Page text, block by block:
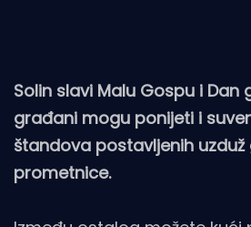
Solin slavi Malu Gospu i Dan
građani mogu ponijeti i
štandova postavljenih
prometnice.